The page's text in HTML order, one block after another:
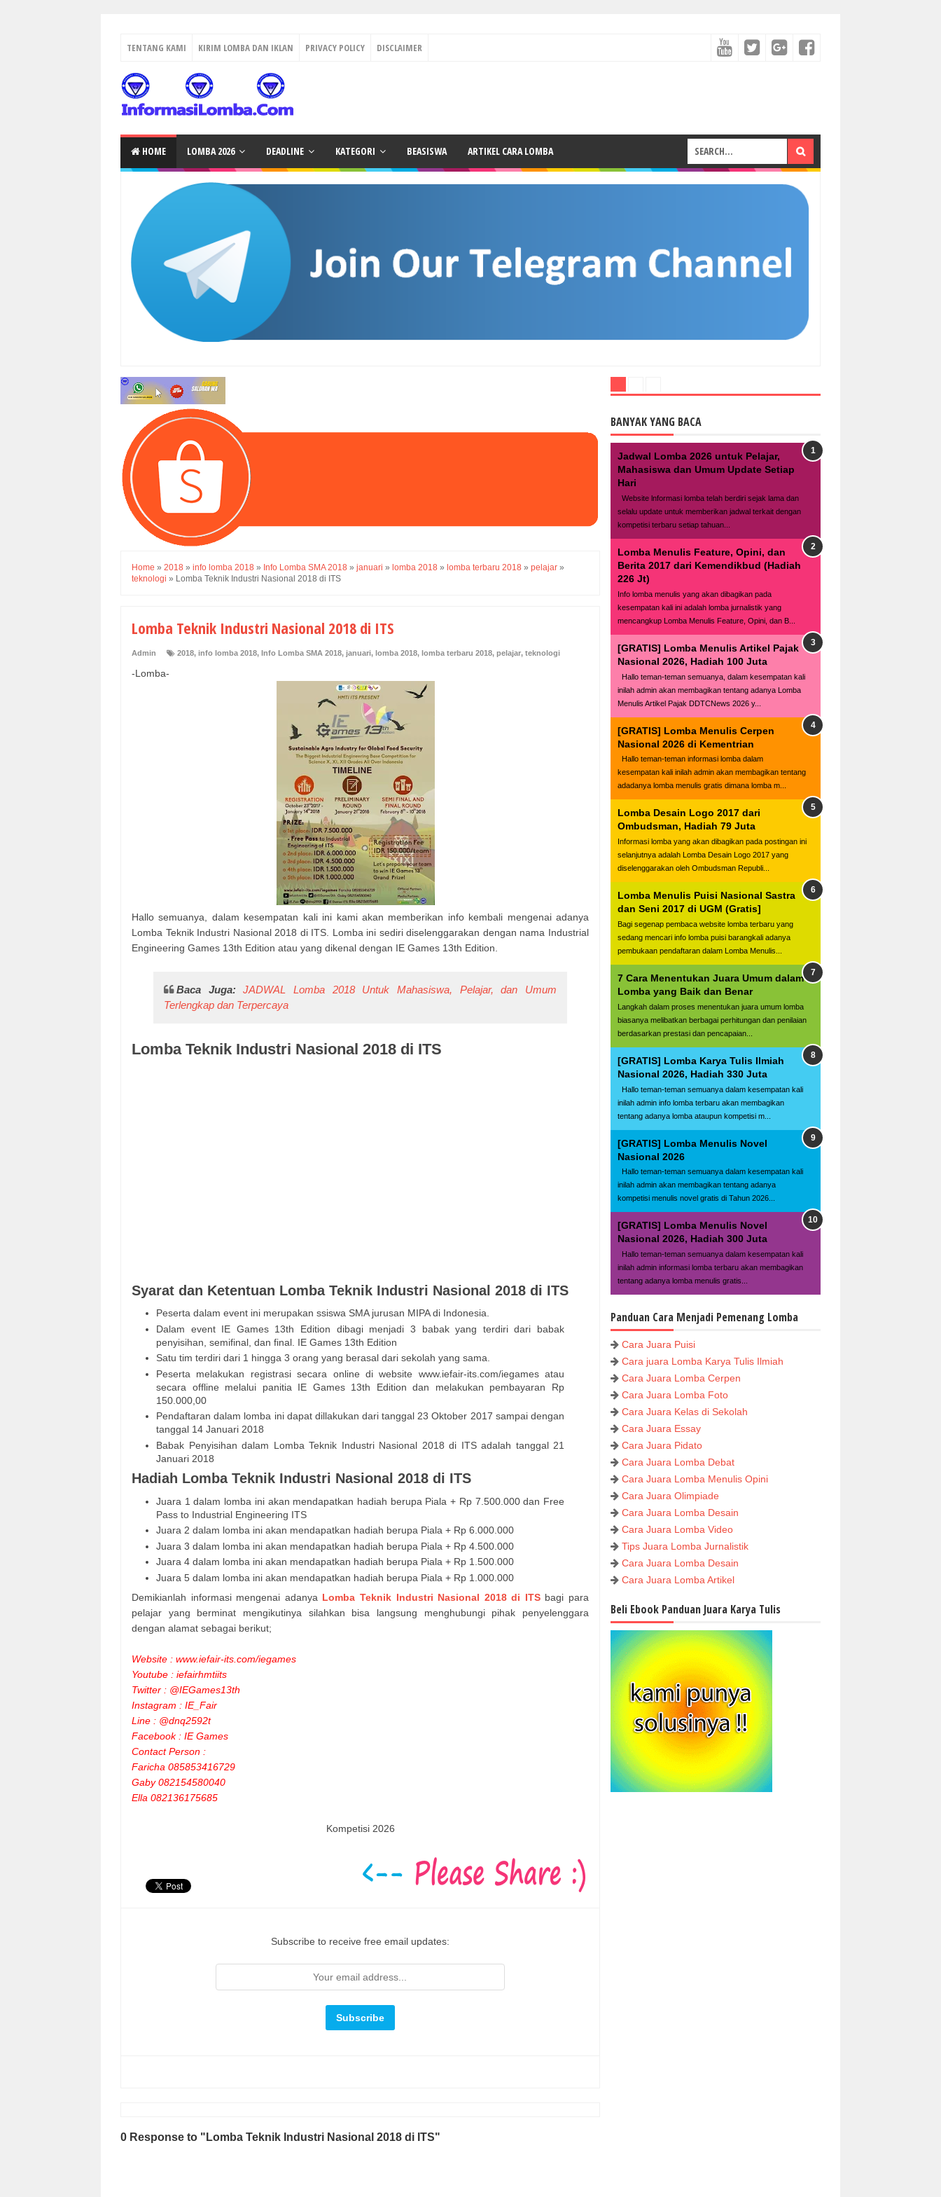
TENTANG KAMI KIRIM LOMBA DAN IKLAN PRIVACY POLICY DISCLAIMER
HOME LOMBA 2026 DEADLINE KATEGORI BEASISWA ARTIKEL CARA LOMBA
Home » 2018 » info lomba 2018 » Info Lomba SMA 2018 » januari » lomba 2018 » lomba terbaru 2018 » pelajar »
teknologi » Lomba Teknik Industri Nasional 2018 di ITS
Lomba Teknik Industri Nasional 2018 di ITS
Admin 2018, info lomba 2018, Info Lomba SMA 2018, januari, lomba 2018, lomba terbaru 2018, pelajar, teknologi
-Lomba-
Hallo semuanya, dalam kesempatan kali ini kami akan memberikan info kembali mengenai adanya
Lomba Teknik Industri Nasional 2018 di ITS. Lomba ini sediri diselenggarakan dengan nama Industrial
Engineering Games 13th Edition atau yang dikenal dengan IE Games 13th Edition.
Baca Juga:JADWAL Lomba 2018 Untuk Mahasiswa, Pelajar, dan Umum
Terlengkap dan Terpercaya
Lomba Teknik Industri Nasional 2018 di ITS
Syarat dan Ketentuan Lomba Teknik Industri Nasional 2018 di ITS
Peserta dalam event ini merupakan ssiswa SMA jurusan MIPA di Indonesia.
Dalam event IE Games 13th Edition dibagi menjadi 3 babak yang terdiri dari babak
penyisihan, semifinal, dan final. IE Games 13th Edition
Satu tim terdiri dari 1 hingga 3 orang yang berasal dari sekolah yang sama.
Peserta melakukan registrasi secara online di website www.iefair-its.com/iegames atau
secara offline melalui panitia IE Games 13th Edition dan melakukan pembayaran Rp
150.000,00
Pendaftaran dalam lomba ini dapat dillakukan dari tanggal 23 Oktober 2017 sampai dengan
tanggal 14 Januari 2018
Babak Penyisihan dalam Lomba Teknik Industri Nasional 2018 di ITS adalah tanggal 21
Januari 2018
Hadiah Lomba Teknik Industri Nasional 2018 di ITS
Juara 1 dalam lomba ini akan mendapatkan hadiah berupa Piala + Rp 7.500.000 dan Free
Pass to Industrial Engineering ITS
Juara 2 dalam lomba ini akan mendapatkan hadiah berupa Piala + Rp 6.000.000
Juara 3 dalam lomba ini akan mendapatkan hadiah berupa Piala + Rp 4.500.000
Juara 4 dalam lomba ini akan mendapatkan hadiah berupa Piala + Rp 1.500.000
Juara 5 dalam lomba ini akan mendapatkan hadiah berupa Piala + Rp 1.000.000
Demikianlah informasi mengenai adanya Lomba Teknik Industri Nasional 2018 di ITSbagi para
pelajar yang berminat mengikutinya silahkan bisa langsung menghubungi pihak penyelenggara
dengan alamat sebagai berikut;
Website : www.iefair-its.com/iegames
Youtube : iefairhmtiits
Twitter : @IEGames13th
Instagram : IE_Fair
Line : @dnq2592t
Facebook : IE Games
Contact Person :
Faricha 085853416729
Gaby 082154580040
Ella 082136175685
Kompetisi 2026
Subscribe to receive free email updates:
0 Response to "Lomba Teknik Industri Nasional 2018 di ITS"
BANYAK YANG BACA
Jadwal Lomba 2026 untuk Pelajar,
Mahasiswa dan Umum Update Setiap
Hari
Website lnformasi lomba telah berdiri sejak lama dan
selalu update untuk memberikan jadwal terkait dengan
kompetisi terbaru setiap tahuan...
Lomba Menulis Feature, Opini, dan
Berita 2017 dari Kemendikbud (Hadiah
226 Jt)
Info lomba menulis yang akan dibagikan pada
kesempatan kali ini adalah lomba jurnalistik yang
mencangkup Lomba Menulis Feature, Opini, dan B...
[GRATIS] Lomba Menulis Artikel Pajak
Nasional 2026, Hadiah 100 Juta
Hallo teman-teman semuanya, dalam kesempatan kali
inilah admin akan membagikan tentang adanya Lomba
Menulis Artikel Pajak DDTCNews 2026 y...
[GRATIS] Lomba Menulis Cerpen
Nasional 2026 di Kementrian
Hallo teman-teman informasi lomba dalam
kesempatan kali inilah admin akan membagikan tentang
adadanya lomba menulis gratis dimana lomba m...
Lomba Desain Logo 2017 dari
Ombudsman, Hadiah 79 Juta
Informasi lomba yang akan dibagikan pada postingan ini
selanjutnya adalah Lomba Desain Logo 2017 yang
diselenggarakan oleh Ombudsman Republi...
Lomba Menulis Puisi Nasional Sastra
dan Seni 2017 di UGM (Gratis]
Bagi segenap pembaca website lomba terbaru yang
sedang mencari info lomba puisi barangkali adanya
pembukaan pendaftaran dalam Lomba Menulis...
7 Cara Menentukan Juara Umum dalam
Lomba yang Baik dan Benar
Langkah dalam proses menentukan juara umum lomba
biasanya melibatkan berbagai perhitungan dan penilaian
berdasarkan prestasi dan pencapaian...
[GRATIS] Lomba Karya Tulis Ilmiah
Nasional 2026, Hadiah 330 Juta
Hallo teman-teman semuanya dalam kesempatan kali
inilah admin info lomba terbaru akan membagikan
tentang adanya lomba ataupun kompetisi m...
[GRATIS] Lomba Menulis Novel
Nasional 2026
Hallo teman-teman semuanya dalam kesempatan kali
inilah admin akan membagikan tentang adanya
kompetisi menulis novel gratis di Tahun 2026...
[GRATIS] Lomba Menulis Novel
Nasional 2026, Hadiah 300 Juta
Hallo teman-teman semuanya dalam kesempatan kali
inilah admin informasi lomba terbaru akan membagikan
tentang adanya lomba menulis gratis...
Panduan Cara Menjadi Pemenang Lomba
Cara Juara Puisi
Cara juara Lomba Karya Tulis Ilmiah
Cara Juara Lomba Cerpen
Cara Juara Lomba Foto
Cara Juara Kelas di Sekolah
Cara Juara Essay
Cara Juara Pidato
Cara Juara Lomba Debat
Cara Juara Lomba Menulis Opini
Cara Juara Olimpiade
Cara Juara Lomba Desain
Cara Juara Lomba Video
Tips Juara Lomba Jurnalistik
Cara Juara Lomba Desain
Cara Juara Lomba Artikel
Beli Ebook Panduan Juara Karya Tulis